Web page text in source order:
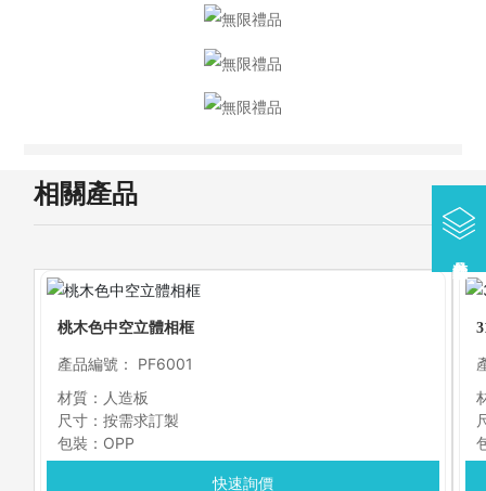
相關產品
桃木色中空立體相框
產品編號： PF6001
材質：人造板
尺寸：按需求訂製
包裝：OPP
快速詢價